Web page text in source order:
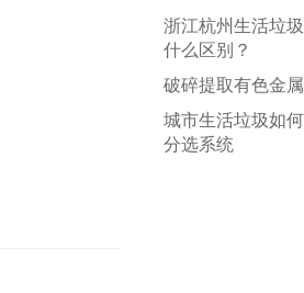
浙江杭州生活垃
什么区别？
破碎提取有色金
城市生活垃圾如
分选系统